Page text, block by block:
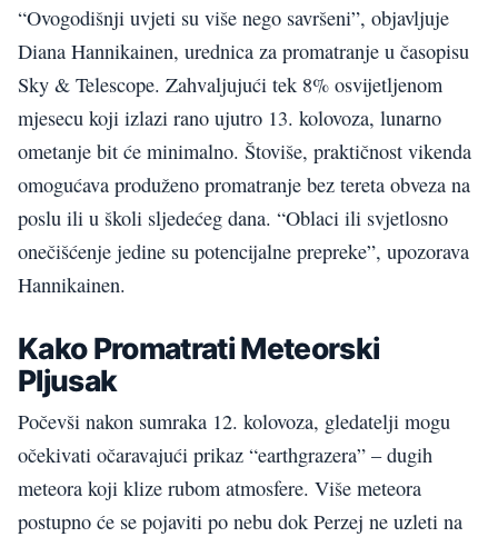
“Ovogodišnji uvjeti su više nego savršeni”, objavljuje
Diana Hannikainen, urednica za promatranje u časopisu
Sky & Telescope. Zahvaljujući tek 8% osvijetljenom
mjesecu koji izlazi rano ujutro 13. kolovoza, lunarno
ometanje bit će minimalno. Štoviše, praktičnost vikenda
omogućava produženo promatranje bez tereta obveza na
poslu ili u školi sljedećeg dana. “Oblaci ili svjetlosno
onečišćenje jedine su potencijalne prepreke”, upozorava
Hannikainen.
Kako Promatrati Meteorski
Pljusak
Počevši nakon sumraka 12. kolovoza, gledatelji mogu
očekivati ​​očaravajući prikaz “earthgrazera” – dugih
meteora koji klize rubom atmosfere. Više meteora
postupno će se pojaviti po nebu dok Perzej ne uzleti na